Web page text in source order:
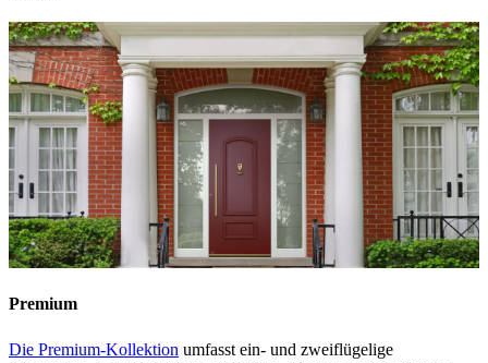
Premium
Die Premium-Kollektion umfasst ein- und zweiflügelige